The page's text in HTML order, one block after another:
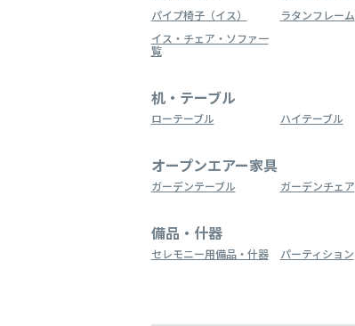
パイプ椅子（イス）
ラタンフレーム
イス・チェア・ソファ一
覧
机・テーブル
ローテーブル ハイテーブル
オープンエアー家具
ガーデンテーブル ガーデンチェア
備品・什器
セレモニー用備品・什器 パーティション